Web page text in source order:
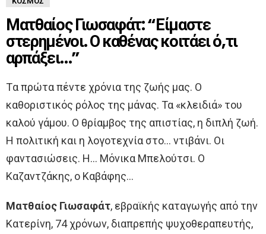
Ματθαίος Γιωσαφάτ: “Είμαστε
στερημένοι. Ο καθένας κοιτάει ό,τι
αρπάξει…”
Tα πρώτα πέντε χρόνια της ζωής μας. Ο
καθοριστικός ρόλος της μάνας. Τα «κλειδιά» του
καλού γάμου. Ο θρίαμβος της απιστίας, η διπλή ζωή.
Η πολιτική και η λογοτεχνία στο… ντιβάνι. Οι
φαντασιώσεις. Η… Μόνικα Μπελούτσι. Ο
Καζαντζάκης, ο Καβάφης…
Ματθαίος Γιωσαφάτ, εβραϊκής καταγωγής από την
Κατερίνη, 74 χρόνων, διαπρεπής ψυχοθεραπευτής,